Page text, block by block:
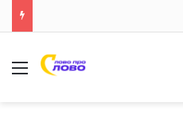
Меню